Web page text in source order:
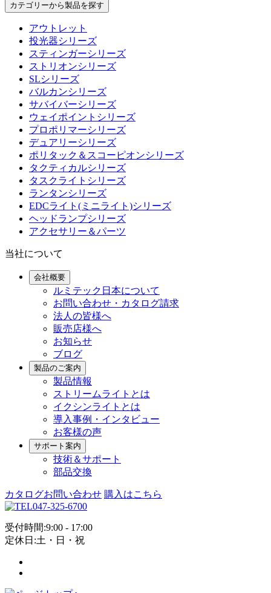
カテゴリーから製品を探す
アウトレット
投光器シリーズ
スティンガーシリーズ
ストリオンシリーズ
SLシリーズ
バルカンシリーズ
サバイバーシリーズ
ウェイポイントシリーズ
プロポリマーシリーズ
デュアリーシリーズ
ポリタック＆スコーピオンシリーズ
タクティカルシリーズ
タスクライトシリーズ
ランタンシリーズ
EDCライト(ミニライト)シリーズ
ヘッドランプシリーズ
アクセサリー＆パーツ
当社について
会社概要
ルミテック日本について
お問い合わせ・カタログ請求
法人の皆様へ
販売店様へ
お知らせ
ブログ
製品のご案内
製品情報
ストリームライトとは
イクシンライトとは
導入事例・インタビュー
お客様の声
サポート案内
技術＆サポート
部品交換
カタログお問い合わせ 購入はこちら
047-325-6700
受付時間:9:00 - 17:00
定休日:土・日・祝